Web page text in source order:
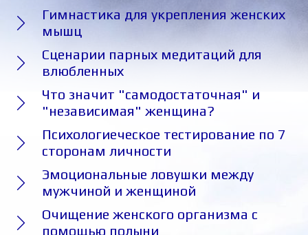
Гимнастика для укрепления женских
мышц
Сценарии парных медитаций для
влюбленных
Что значит "самодостаточная" и
"независимая" женщина?
Психологиеческое тестирование по 7
сторонам личности
Эмоциональные ловушки между
мужчиной и женщиной
Очищение женского организма с
помощью полыни